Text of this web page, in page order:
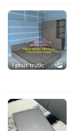
1 phút trước 1